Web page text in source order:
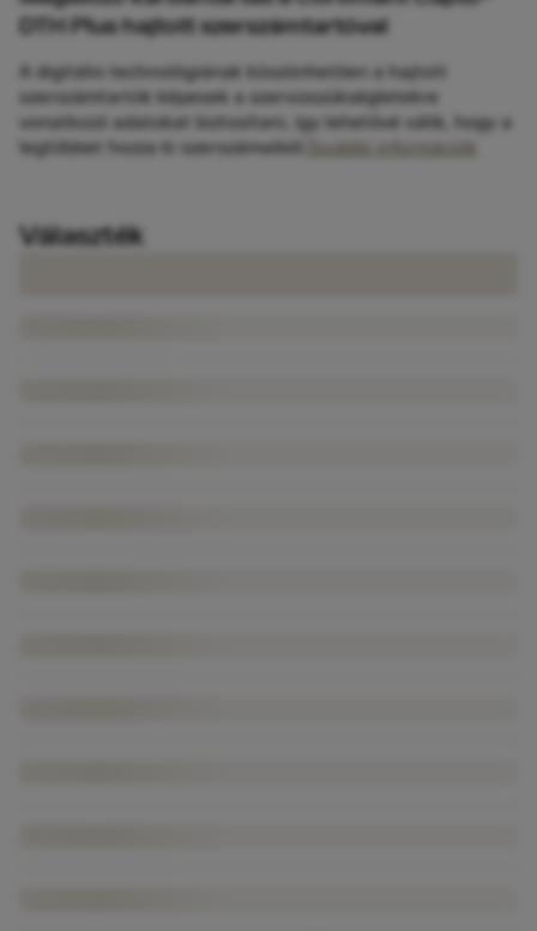
DTH Plus hajtott szerszámtartóval
A digitális technológiának köszönhetően a hajtott
szerszámtartók képesek a szervizszükségletekre
vonatkozó adatokat biztosítani, így lehetővé válik, hogy a
legtöbbet hozza ki szerszámaiból.
További információk
Választék